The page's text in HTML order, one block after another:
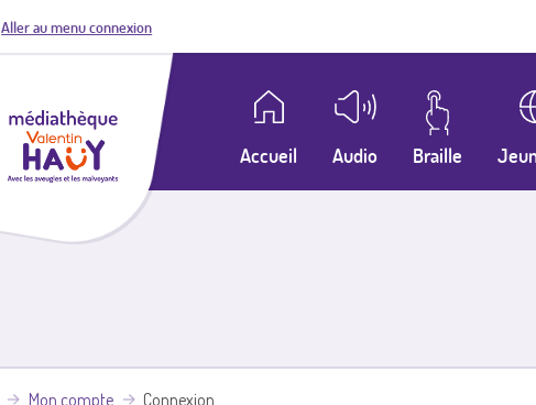
Aller au menu connexion
Accueil Audio Braille
Mon compte Connexion